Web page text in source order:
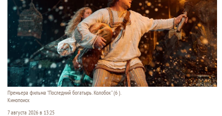
Премьера фильма "Последний богатырь. Колобок" (6 ).
Кинопоиск
7 августа 2026 в 13:25